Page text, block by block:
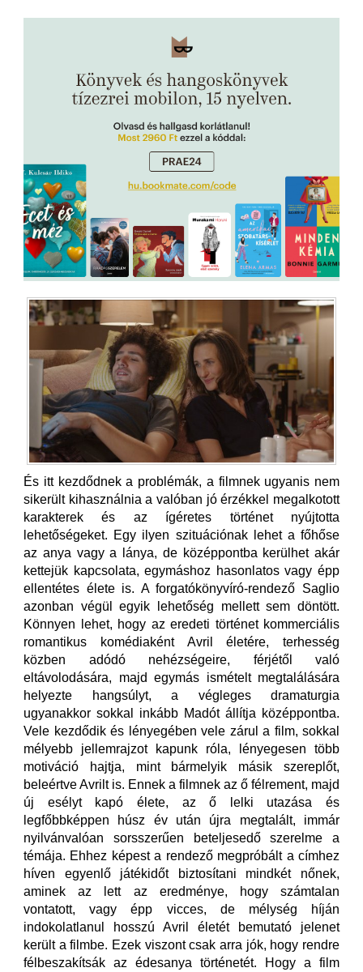
És itt kezdődnek a problémák, a filmnek ugyanis nem
sikerült kihasználnia a valóban jó érzékkel megalkotott
karakterek és az ígéretes történet nyújtotta
lehetőségeket. Egy ilyen szituációnak lehet a főhőse
az anya vagy a lánya, de középpontba kerülhet akár
kettejük kapcsolata, egymáshoz hasonlatos vagy épp
ellentétes élete is. A forgatókönyvíró-rendező Saglio
azonban végül egyik lehetőség mellett sem döntött.
Könnyen lehet, hogy az eredeti történet kommerciális
romantikus komédiaként Avril életére, terhesség
közben adódó nehézségeire, férjétől való
eltávolodására, majd egymás ismételt megtalálására
helyezte hangsúlyt, a végleges dramaturgia
ugyanakkor sokkal inkább Madót állítja középpontba.
Vele kezdődik és lényegében vele zárul a film, sokkal
mélyebb jellemrajzot kapunk róla, lényegesen több
motiváció hajtja, mint bármelyik másik szereplőt,
beleértve Avrilt is. Ennek a filmnek az ő félrement, majd
új esélyt kapó élete, az ő lelki utazása és
legfőbbképpen húsz év után újra megtalált, immár
nyilvánvalóan sorsszerűen beteljesedő szerelme a
témája. Ehhez képest a rendező megpróbált a címhez
híven egyenlő játékidőt biztosítani mindkét nőnek,
aminek az lett az eredménye, hogy számtalan
vontatott, vagy épp vicces, de mélység híján
indokolatlanul hosszú Avril életét bemutató jelenet
került a filmbe. Ezek viszont csak arra jók, hogy rendre
félbeszakítsák az édesanya történetét. Hogy a film